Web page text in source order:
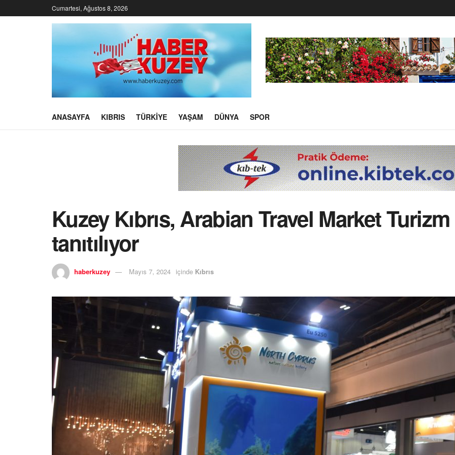
Cumartesi, Ağustos 8, 2026
ANASAYFA KIBRIS TÜRKIYE YAŞAM DÜNYA SPOR
Kuzey Kıbrıs, Arabian Travel Market Turizm
tanıtılıyor
haberkuzey Mayıs 7, 2024 içinde Kıbrıs